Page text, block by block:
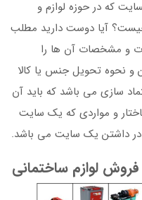
که در حوزه لوازم و
آیا دوست دارید مطلب
و مشخصات آن ها را
و نحوه تحویل جنس یا کالا
سازی می باشد که باید آن
و مواردی که یک سایت
در داشتن یک سایت می باشد.
لوازم ساختمانی